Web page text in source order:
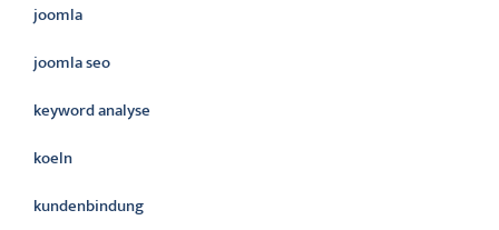
joomla
joomla seo
keyword analyse
koeln
kundenbindung